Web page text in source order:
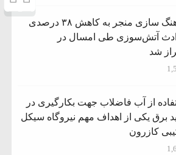
فرهنگ سازی منجر به کاهش ۳۸ درصدی
آتش‌سوزی طی امسال در
شد
از آب فاضلاب جهت بکارگیری در
برق یکی از اهداف مهم نیروگاه سیکل
کازرون